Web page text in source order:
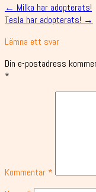
← Milka har adopterats!
Tesla har adopterats! →
Lämna ett svar
Din e-postadress
*
Kommentar *